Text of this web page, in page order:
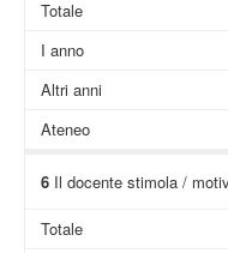
Totale
I anno
Altri anni
Ateneo
6Il docente stimola /
Totale